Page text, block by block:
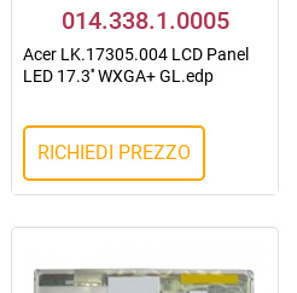
014.338.1.0005
Acer LK.17305.004 LCD Panel
LED 17.3'' WXGA+ GL.edp
RICHIEDI PREZZO